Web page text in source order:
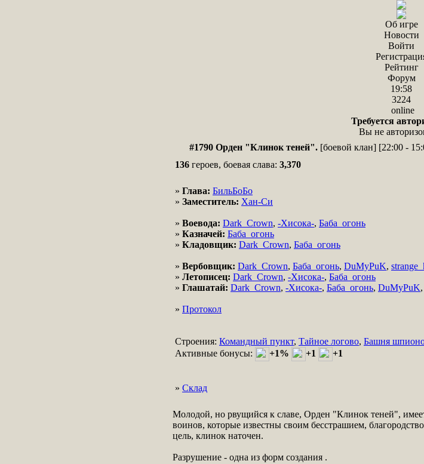
Об игре
Новости
Войти
Рейтинг
Форум
19:58
3224
online
Требуется
Вы не
#1790 Орден "Клинок теней". [боевой клан] [22:00 -
136 героев, боевая слава: 3,370
» Глава: БильБоБо
» Заместитель: Хан-Си
» Воевода: Dark_Crown, -Хисока-, Баба_огонь
» Казначей: Баба_огонь
» Кладовщик: Dark_Crown, Баба_огонь
» Вербовщик: Dark_Crown, Баба_огонь, DuMyPuK,
» Летописец: Dark_Crown, -Хисока-, Баба_огонь
» Глашатай: Dark_Crown, -Хисока-, Баба_огонь, DuMyPuK,
» Протокол
Строения: Командный пункт, Тайное логово, Башня
Активные бонусы:
+1% +1 +1
» Склад
Молодой, но рвущийся к славе, Орден "Клинок теней",
воинов, которые известны своим бесстрашием,
цель, клинок наточен.
Разрушение - одна из форм создания .